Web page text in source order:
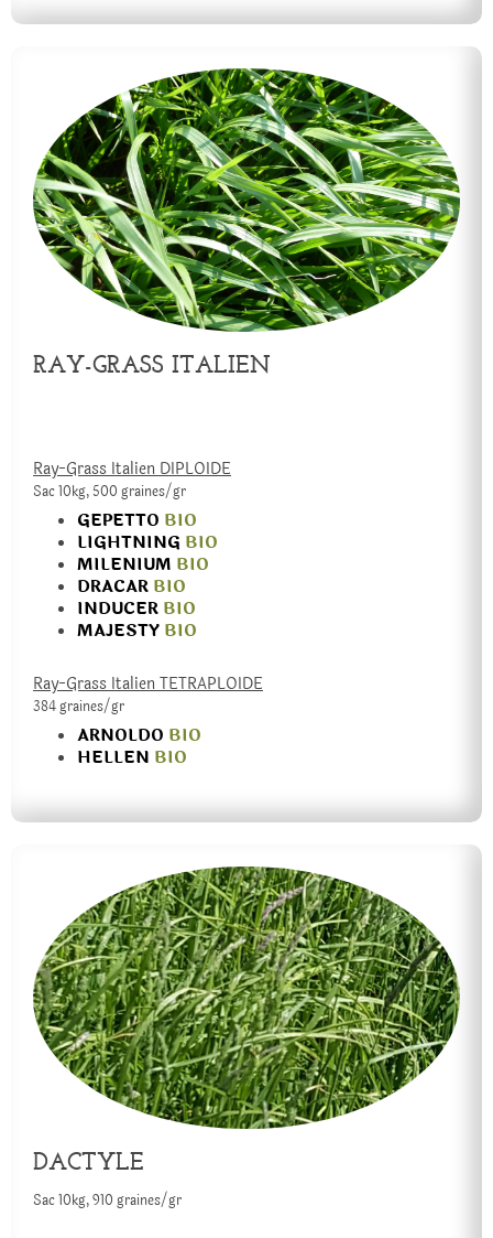
RAY-GRASS ITALIEN
Ray-Grass Italien DIPLOIDE
Sac 10kg, 500 graines/gr
GEPETTO BIO
LIGHTNING BIO
MILENIUM BIO
DRACAR BIO
INDUCER BIO
MAJESTY BIO
Ray-Grass Italien TETRAPLOIDE
384 graines/gr
ARNOLDO BIO
HELLEN BIO
DACTYLE
Sac 10kg, 910 graines/gr